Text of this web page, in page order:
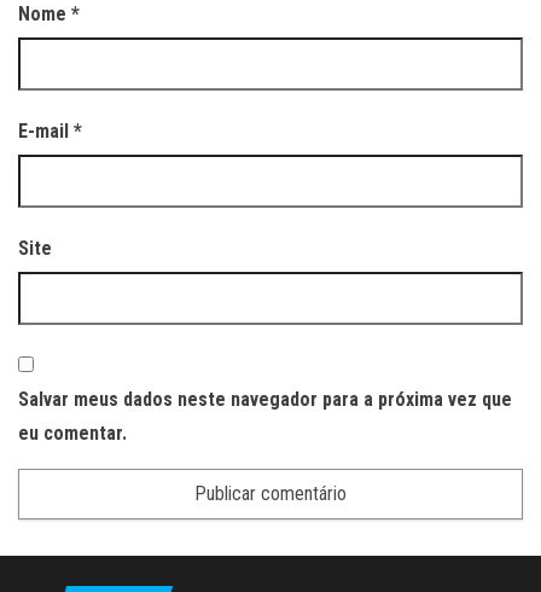
Nome *
E-mail *
Site
Salvar meus dados neste navegador para a próxima vez que
eu comentar.